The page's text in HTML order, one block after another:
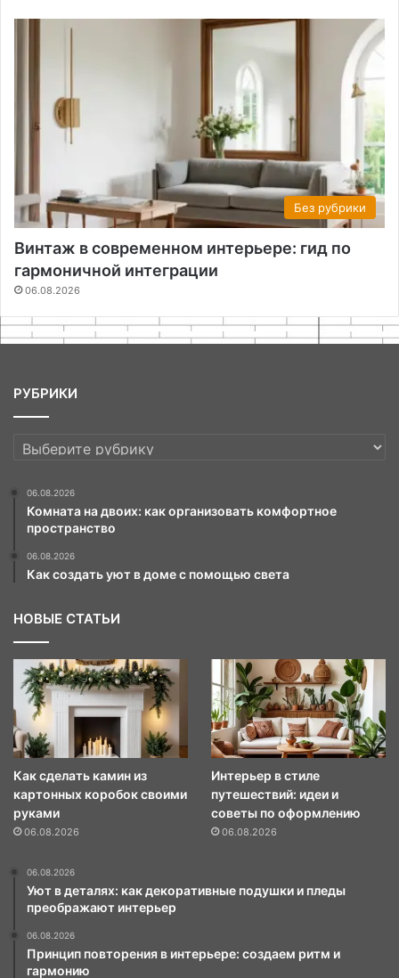
Без рубрики
Винтаж в современном интерьере: гид по
гармоничной интеграции
06.08.2026
РУБРИКИ
РУБРИКИ
06.08.2026
Комната на двоих: как организовать комфортное
пространство
06.08.2026
Как создать уют в доме с помощью света
НОВЫЕ СТАТЬИ
Как сделать камин из
картонных коробок своими
руками
06.08.2026
Интерьер в стиле
путешествий: идеи и
советы по оформлению
06.08.2026
06.08.2026
Уют в деталях: как декоративные подушки и пледы
преображают интерьер
06.08.2026
Принцип повторения в интерьере: создаем ритм и
гармонию